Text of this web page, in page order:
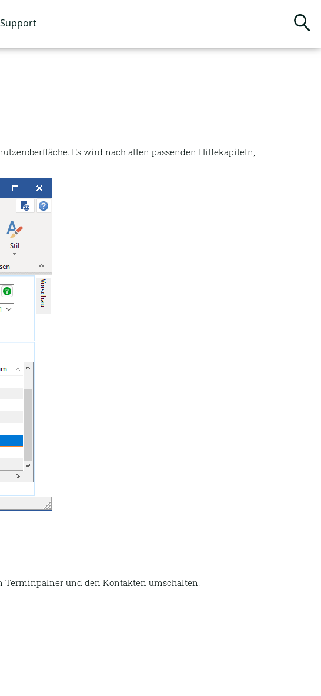
Support
Es wird nach allen passenden Hilfekapiteln,
Terminpalner und den Kontakten umschalten.